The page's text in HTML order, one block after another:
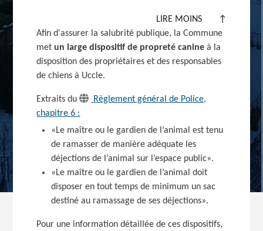
LIRE MOINS
↑
Afin d'assurer la salubrité publique, la Commune
metun large dispositif de propreté canine à la
disposition des propriétaires et des responsables
de chiens à Uccle.
Extraits du
Règlement général de Police,
chapitre6 :
«Le maître ou le gardien de l’animal est tenu
de ramasser de manière adéquate les
déjections de l’animal sur l’espace public».
«Le maître ou le gardien de l’animal doit
disposer en tout temps de minimum un sac
destiné au ramassage de ses déjections».
Pour une information détaillée de ces dispositifs,